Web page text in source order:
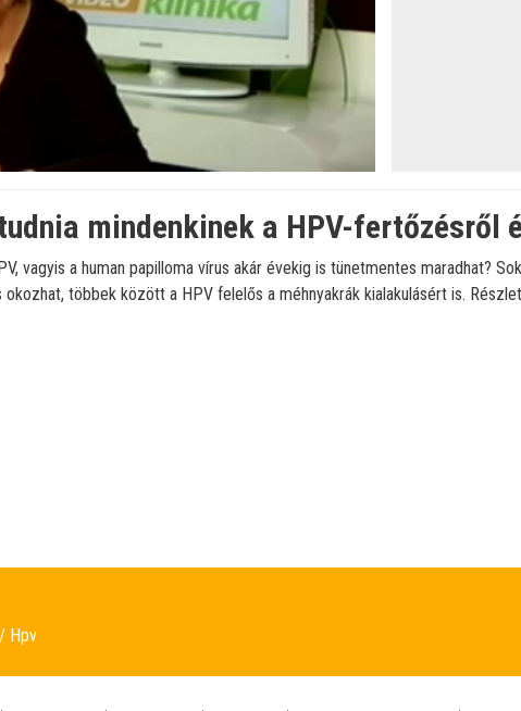
mindenkinek a HPV-fertőzésről
vagyis a human papilloma vírus akár évekig is tünetmentes maradhat?
többek között a HPV felelős a méhnyakrák kialakulásért is.
Hpv